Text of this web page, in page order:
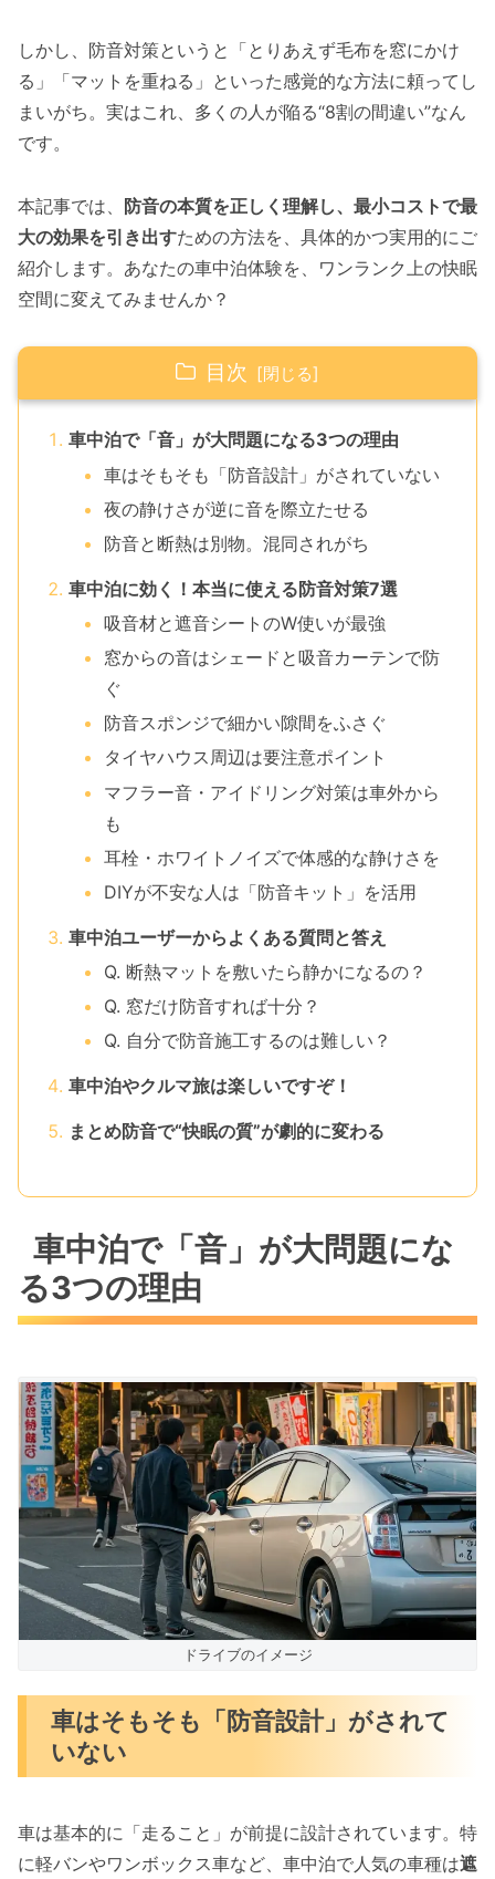
しかし、防音対策というと「とりあえず毛布を窓にかけ
る」「マットを重ねる」といった感覚的な方法に頼ってし
まいがち。実はこれ、多くの人が陥る“8割の間違い”なん
です。
本記事では、 防音の本質を正しく理解し、最小コストで最
大の効果を引き出すための方法を、具体的かつ実用的にご
紹介します。あなたの車中泊体験を、ワンランク上の快眠
空間に変えてみませんか？
目次
車中泊で「音」が大問題になる3つの理由
車はそもそも「防音設計」がされていない
夜の静けさが逆に音を際立たせる
防音と断熱は別物。混同されがち
車中泊に効く！本当に使える防音対策7選
吸音材と遮音シートのW使いが最強
窓からの音はシェードと吸音カーテンで防
ぐ
防音スポンジで細かい隙間をふさぐ
タイヤハウス周辺は要注意ポイント
マフラー音・アイドリング対策は車外から
も
耳栓・ホワイトノイズで体感的な静けさを
DIYが不安な人は「防音キット」を活用
車中泊ユーザーからよくある質問と答え
Q. 断熱マットを敷いたら静かになるの？
Q. 窓だけ防音すれば十分？
Q. 自分で防音施工するのは難しい？
車中泊やクルマ旅は楽しいですぞ！
まとめ防音で“快眠の質”が劇的に変わる
車中泊で「音」が大問題にな
る3つの理由
ドライブのイメージ
車はそもそも「防音設計」がされて
いない
車は基本的に「走ること」が前提に設計されています。特
に軽バンやワンボックス車など、車中泊で人気の車種は遮